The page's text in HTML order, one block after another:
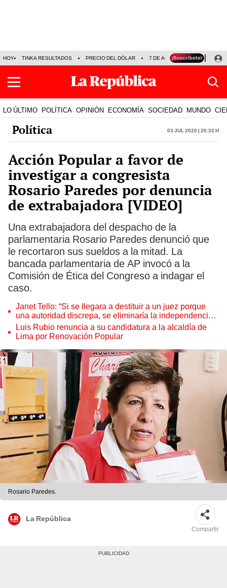
HOY TINKA RESULTADOS PRECIO DEL DÓLAR 7 DE AGOSTO OLLANTA
LO ÚLTIMO POLÍTICA OPINIÓN ECONOMÍA SOCIEDAD MUNDO
Política 03 Jul 2020 | 20:32 h
Acción Popular a favor de
investigar a congresista
Rosario Paredes por denuncia
de extrabajadora [VIDEO]
Una extrabajadora del despacho de la
parlamentaria Rosario Paredes denunció que
le recortaron sus sueldos a la mitad. La
bancada parlamentaria de AP invocó a la
Comisión de Ética del Congreso a indagar el
caso.
Janet Tello: “Si se llegara a destituir a un juez porque
una autoridad discrepa, se eliminaría la independencia
judicial”
Luis Rubio renuncia a su candidatura a la alcaldía de
Lima por Renovación Popular
Rosario Paredes.
La República
Compartir